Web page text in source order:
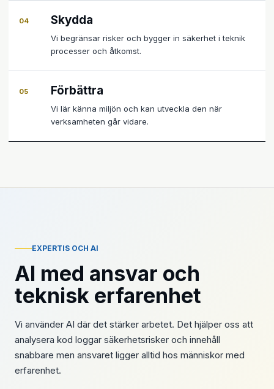
04 Skydda
Vi begränsar risker och bygger in säkerhet i teknik
processer och åtkomst.
05 Förbättra
Vi lär känna miljön och kan utveckla den när
verksamheten går vidare.
EXPERTIS OCH AI
AI med ansvar och
teknisk erfarenhet
Vi använder AI där det stärker arbetet. Det hjälper oss att
analysera kod loggar säkerhetsrisker och innehåll
snabbare men ansvaret ligger alltid hos människor med
erfarenhet.